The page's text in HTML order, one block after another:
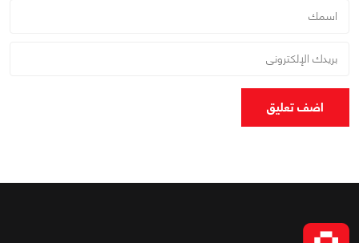
اضف تعليق